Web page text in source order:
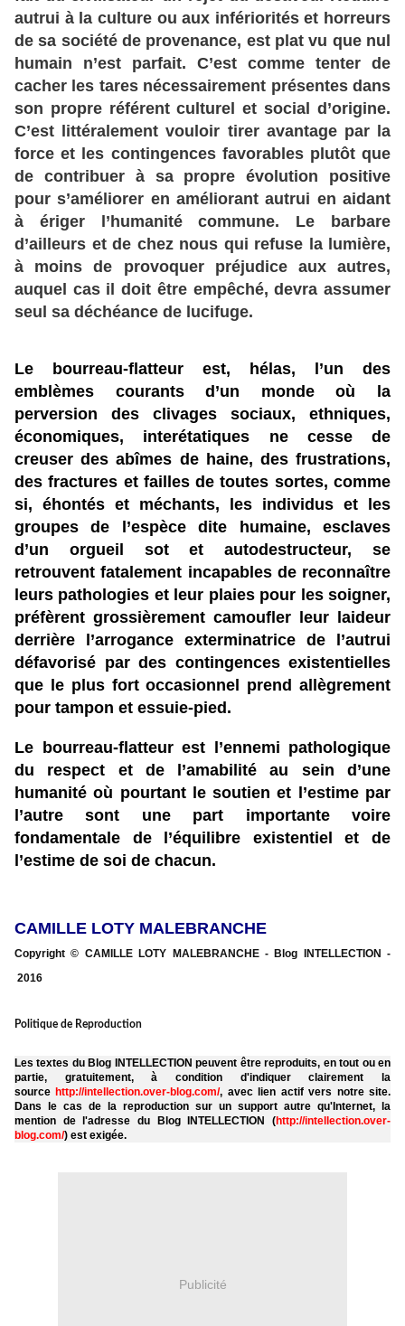
autrui à la culture ou aux infériorités et horreurs
de sa société de provenance, est plat vu que nul
humain n’est parfait. C’est comme tenter de
cacher les tares nécessairement présentes dans
son propre référent culturel et social d’origine.
C’est littéralement vouloir tirer avantage par la
force et les contingences favorables plutôt que
de contribuer à sa propre évolution positive
pour s’améliorer en améliorant autrui en aidant
à ériger l’humanité commune. Le barbare
d’ailleurs et de chez nous qui refuse la lumière,
à moins de provoquer préjudice aux autres,
auquel cas il doit être empêché, devra assumer
seul sa déchéance de lucifuge.
Le bourreau-flatteur est, hélas, l’un des
emblèmes courants d’un monde où la
perversion des clivages sociaux, ethniques,
économiques, interétatiques ne cesse de
creuser des abîmes de haine, des frustrations,
des fractures et failles de toutes sortes, comme
si, éhontés et méchants, les individus et les
groupes de l’espèce dite humaine, esclaves
d’un orgueil sot et autodestructeur, se
retrouvent fatalement incapables de reconnaître
leurs pathologies et leur plaies pour les soigner,
préfèrent grossièrement camoufler leur laideur
derrière l’arrogance exterminatrice de l’autrui
défavorisé par des contingences existentielles
que le plus fort occasionnel prend allègrement
pour tampon et essuie-pied.
Le bourreau-flatteur est l’ennemi pathologique
du respect et de l’amabilité au sein d’une
humanité où pourtant le soutien et l’estime par
l’autre sont une part importante voire
fondamentale de l’équilibre existentiel et de
l’estime de soi de chacun.
CAMILLE LOTY MALEBRANCHE
Copyright © CAMILLE LOTY MALEBRANCHE - Blog INTELLECTION -
2016
Politique de Reproduction
Les textes du Blog INTELLECTION peuvent être reproduits, en tout ou en
partie, gratuitement, à condition d'indiquer clairement la
source http://intellection.over-blog.com/, avec lien actif vers notre site.
Dans le cas de la reproduction sur un support autre qu'Internet, la
mention de l'adresse du Blog INTELLECTION (http://intellection.over-
blog.com/) est exigée.
Publicité